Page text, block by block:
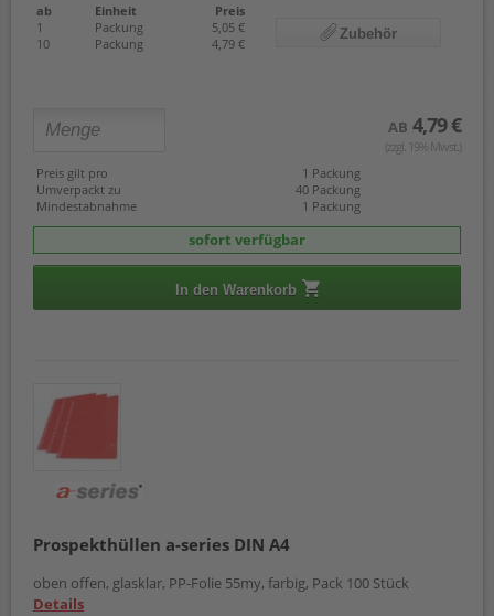
ab Einheit
Preis
1
Packung
5,05 €
10
Packung 4,79 €
Zubehör
AB 4,79 €
(zzgl. 19% Mwst.)
Preis gilt pro
1 Packung
Umverpackt zu
40 Packung
Mindestabnahme
1 Packung
sofort verfügbar
In den Warenkorb
Prospekthüllen a-series DIN A4
oben offen, glasklar, PP-Folie 55my, farbig, Pack 100 Stück
Details